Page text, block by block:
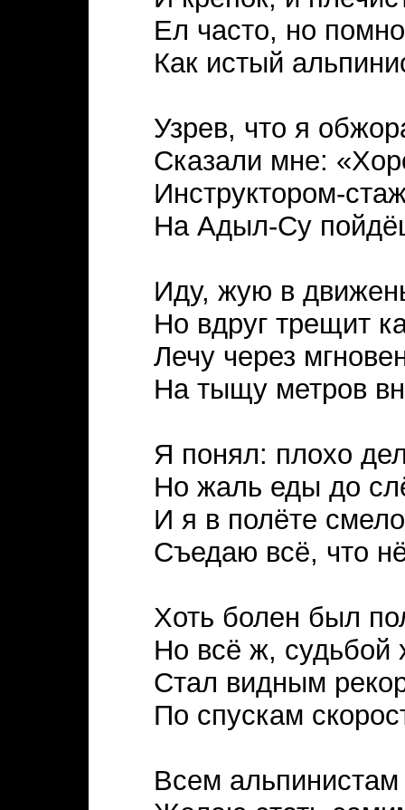
Ел часто, но
Как истый
Узрев, что я
Сказали мне:
Инструктором-
На Адыл-Су
Иду, жую в
Но вдруг трещит
Лечу через
На тыщу метров
Я понял: плохо
Но жаль еды до
И я в полёте
Съедаю всё, что
Хоть болен был
Но всё ж, судьбой
Стал видным
По спускам
Всем